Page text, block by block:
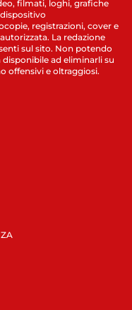
filmati, loghi, grafiche
registrazioni, cover e
La redazione
sul sito. Non potendo
ad eliminarli su
offensivi e oltraggiosi.